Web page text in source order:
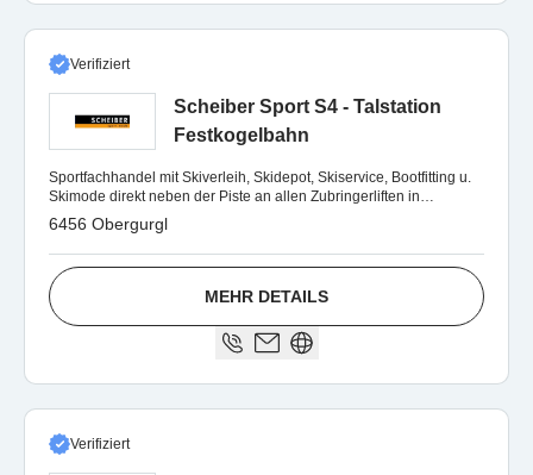
Verifiziert
Scheiber Sport S4 - Talstation
Festkogelbahn
Sportfachhandel mit Skiverleih, Skidepot, Skiservice, Bootfitting u.
Skimode direkt neben der Piste an allen Zubringerliften in
Obergurgl u. Hochgurgl
6456 Obergurgl
MEHR DETAILS
Verifiziert